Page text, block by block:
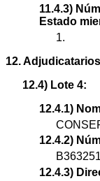
11.4.3)
Estado
1.
12.
12.4) Lote 4:
12.4.1)
12.4.2)
12.4.3)